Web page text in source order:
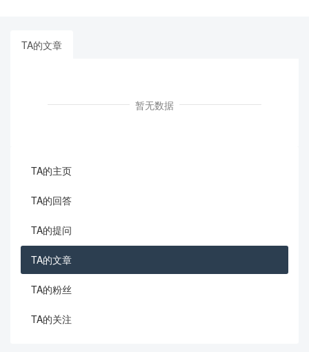
TA的文章
暂无数据
TA的主页
TA的回答
TA的提问
TA的文章
TA的粉丝
TA的关注